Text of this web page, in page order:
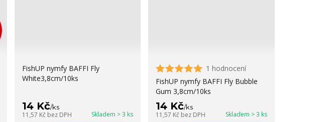
FishUP nymfy BAFFI Fly
White3,8cm/10ks
14 Kč/ks
11,57 Kč bez DPH Skladem > 3 ks
1 hodnocení
FishUP nymfy BAFFI Fly Bubble
Gum 3,8cm/10ks
14 Kč/ks
11,57 Kč bez DPH Skladem > 3 ks